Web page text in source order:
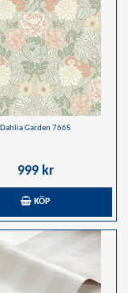
Dahlia Garden 7665
999 kr
KÖP